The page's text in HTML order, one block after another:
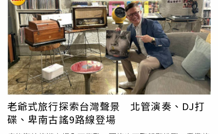
要動能。其中，在餐飲事業持續推動品牌優化與展店布局。
上半年完成「乾杯燒肉居酒屋」品牌改革及「高木和牛食
堂」品牌優化，透過產品與服務優化帶動來客成長；4月開
幕的「黑毛屋」台中漢神洲際店營運表現亮眼，躍居品牌業
績第一門店；去年底開出的牛舌定食品牌「牛舌佑介」業績
亮眼，持續挹注集團營收，展現品牌優化與展店策略成效。
展望下半年營運，隨著暑假餐飲旺季及中秋節檔期到來，家
庭聚餐與年輕消費族群需求可望持續增溫。近期推出「乾
杯」商業午餐與「老乾杯」全新菜單、「黑毛屋」季節鍋可
望持續發酵，將持續透過新品推出、行銷活動，掌握節慶商
機，持續挹注營運成長。展店方面，8月「黑毛屋」插旗高
老爺式旅行探索台灣聲景 北管演奏、DJ打
碟、卑南古謠9路線登場